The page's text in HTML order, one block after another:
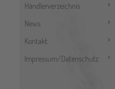
Händlerverzeichnis
News
Kontakt
Impressum/Datenschutz